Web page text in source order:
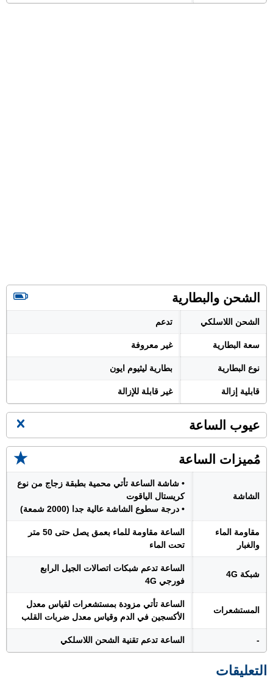
الشحن والبطارية
الشحن اللاسلكي تدعم
سعة البطارية غير معروفة
نوع البطارية بطارية ليثيوم ايون
قابلية إزالة غير قابلة للإزالة
عيوب الساعة
مُميزات الساعة
الشاشة
• شاشة الساعة تأتي محمية بطبقة زجاج من نوع
كريستال الياقوت
• درجة سطوع الشاشة عالية جدا (2000 شمعة)
مقاومة الماء
والغبار
الساعة مقاومة للماء بعمق يصل حتى 50 متر
تحت الماء
شبكة 4G
الساعة تدعم شبكات اتصالات الجيل الرابع
فورجي 4G
المستشعرات
الساعة تأتي مزودة بمستشعرات لقياس معدل
الأكسجين في الدم وقياس معدل ضربات القلب
- الساعة تدعم تقنية الشحن اللاسلكي
التعليقات